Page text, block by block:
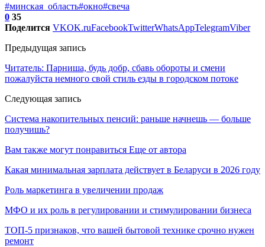
#минская_область#окно#свеча
0 35
Поделится VKOK.ruFacebookTwitterWhatsAppTelegramViber
Предыдущая запись
Читатель: Парниша, будь добр, сбавь обороты и смени
пожалуйста немного свой стиль езды в городском потоке
Следующая запись
Система накопительных пенсий: раньше начнешь — больше
получишь?
Вам также могут понравиться Еще от автора
Какая минимальная зарплата действует в Беларуси в 2026 году
Роль маркетинга в увеличении продаж
МФО и их роль в регулировании и стимулировании бизнеса
ТОП-5 признаков, что вашей бытовой технике срочно нужен
ремонт